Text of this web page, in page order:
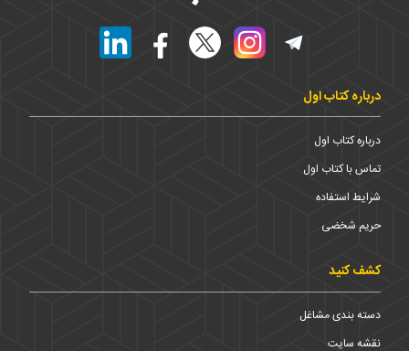
درباره کتاب اول
درباره کتاب اول
تماس با کتاب اول
شرایط استفاده
حریم شخضی
کشف کنید
دسته بندی مشاغل
نقشه سایت